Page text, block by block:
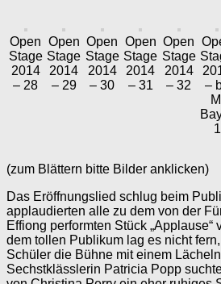
Open
Stage
2014
– 28
Open
Stage
2014
– 29
Open
Stage
2014
– 30
Open
Stage
2014
– 31
Open
Stage
2014
– 32
–
1
(zum Blättern bitte Bilder anklicken)
Das Eröffnungslied schlug beim
applaudierten alle zu dem von der
Effiong performten Stück „Applause“
dem tollen Publikum lag es nicht
Schüler die Bühne mit einem
Sechstklässlerin Patricia Popp